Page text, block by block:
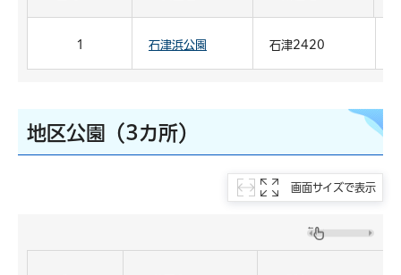
1 石津浜公園 石津2420
地区公園（3カ所）
画面サイズで表示